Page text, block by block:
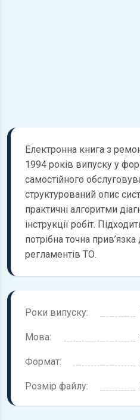
Електронна книга з
1994 років випуску у
самостійного
структурований опис
практичні алгоритми
інструкції робіт.
потрібна точна
регламентів ТО.
Роки випуску:
Мова:
Формат:
Розмір файлу: